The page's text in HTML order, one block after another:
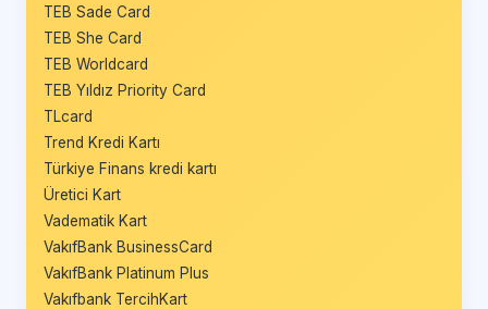
TEB Sade Card
TEB She Card
TEB Worldcard
TEB Yıldız Priority Card
TLcard
Trend Kredi Kartı
Türkiye Finans kredi kartı
Üretici Kart
Vadematik Kart
VakıfBank BusinessCard
VakıfBank Platinum Plus
Vakıfbank TercihKart